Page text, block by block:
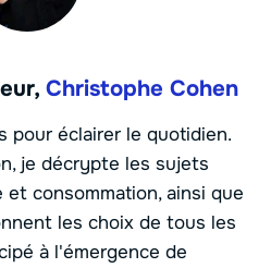
Christophe Cohen
pour éclairer le quotidien.
je décrypte les sujets
consommation, ainsi que
les choix de tous les
à l'émergence de